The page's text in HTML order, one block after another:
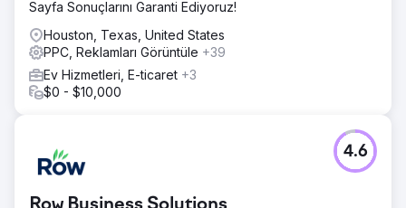
Sayfa Sonuçlarını Garanti Ediyoruz!
Houston, Texas, United States
PPC, Reklamları Görüntüle +39
Ev Hizmetleri, E-ticaret +3
$0 - $10,000
4.6